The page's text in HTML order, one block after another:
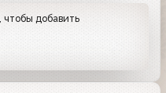
, чтобы добавить